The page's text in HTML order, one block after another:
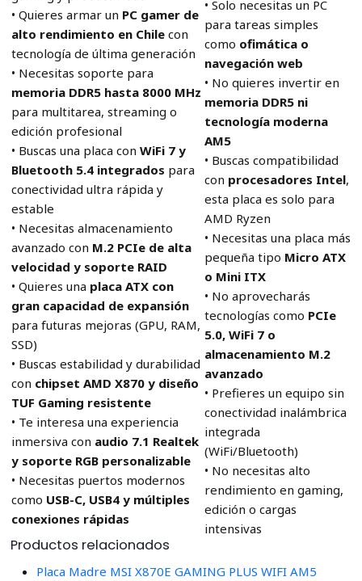
• Quieres armar un PC gamer de
alto rendimiento en Chilecon
tecnología de última generación
• Necesitas soporte para
memoria DDR5 hasta 8000 MHz
para multitarea, streaming o
edición profesional
• Buscas una placa con WiFi 7 y
Bluetooth 5.4 integrados para
conectividad ultra rápida y
estable
• Necesitas almacenamiento
avanzado con M.2 PCIe de alta
velocidad y soporte RAID
• Quieres una placa ATX con
gran capacidad de expansión
para futuras mejoras (GPU, RAM,
SSD)
• Buscas estabilidad y durabilidad
con chipset AMD X870 y diseño
TUF Gaming resistente
• Te interesa una experiencia
inmersiva con audio 7.1 Realtek
y soporte RGB personalizable
• Necesitas puertos modernos
como USB-C, USB4 y múltiples
conexiones rápidas
• Solo necesitas un PC
para tareas simples
como ofimática o
navegación web
• No quieres invertir en
memoria DDR5 ni
tecnología moderna
AM5
• Buscas compatibilidad
con procesadores Intel,
esta placa es solo para
AMD Ryzen
• Necesitas una placa más
pequeña tipo Micro ATX
o Mini ITX
• No aprovecharás
tecnologías como PCIe
5.0, WiFi 7 o
almacenamiento M.2
avanzado
• Prefieres un equipo sin
conectividad inalámbrica
integrada
(WiFi/Bluetooth)
• No necesitas alto
rendimiento en gaming,
edición o cargas
intensivas
Productos relacionados
Placa Madre MSI X870E GAMING PLUS WIFI AM5